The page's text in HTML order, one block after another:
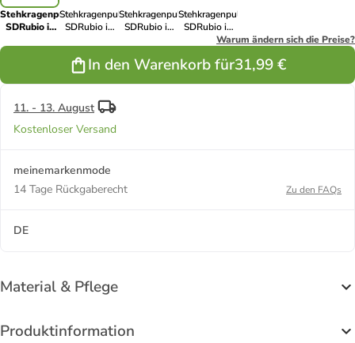
Stehkragenpullover
SDRubio in
Stehkragenpullover
SDRubio in
Stehkragenpullover
SDRubio in
Stehkragenpullover
SDRubio in
BeigeWarum ändern sich die Preise?
In den Warenkorb für31,99 €
11. - 13. August
Kostenloser Versand
meinemarkenmode
14 Tage Rückgaberecht
Zu den FAQs
DE
Material & Pflege
Produktinformation